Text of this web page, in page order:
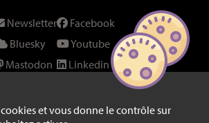
et vous donne le contrôle sur
Newsletter
Bluesky
Mastodon
Instagram
Facebook
Youtube
Linkedin
Fil RSS